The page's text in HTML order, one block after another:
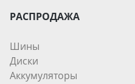
РАСПРОДАЖА
Шины
Диски
Аккумуляторы